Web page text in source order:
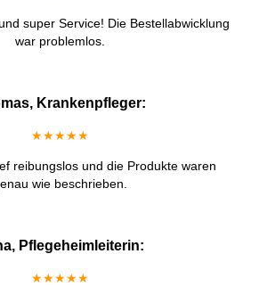
super Service! Die Bestellabwicklung
war problemlos.
Krankenpfleger:
★★★★★
reibungslos und die Produkte waren
wie beschrieben.
Pflegeheimleiterin:
★★★★★